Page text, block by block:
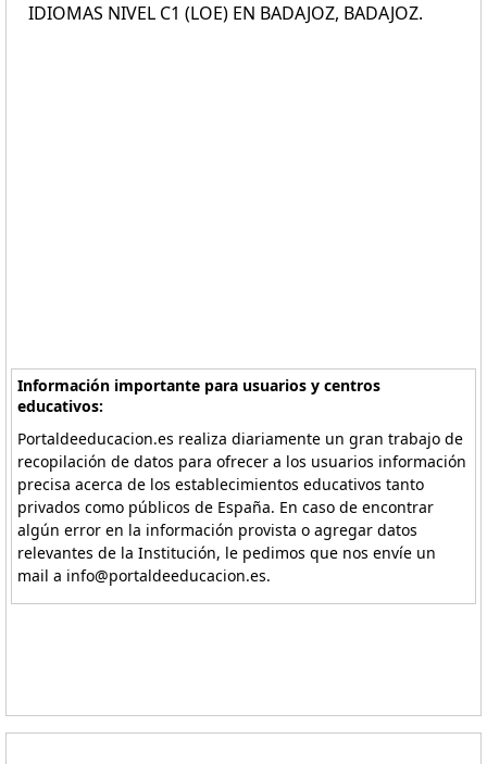
IDIOMAS NIVEL C1 (LOE) EN BADAJOZ, BADAJOZ.
Información importante para usuarios y centros
educativos:
Portaldeeducacion.es realiza diariamente un gran trabajo de
recopilación de datos para ofrecer a los usuarios información
precisa acerca de los establecimientos educativos tanto
privados como públicos de España. En caso de encontrar
algún error en la información provista o agregar datos
relevantes de la Institución, le pedimos que nos envíe un
mail a info@portaldeeducacion.es.